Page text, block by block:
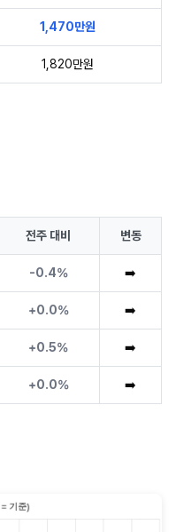
1,470만원
1,820만원
전주 대비 변동
-0.4% ➡️
+0.0% ➡️
+0.5% ➡️
+0.0% ➡️